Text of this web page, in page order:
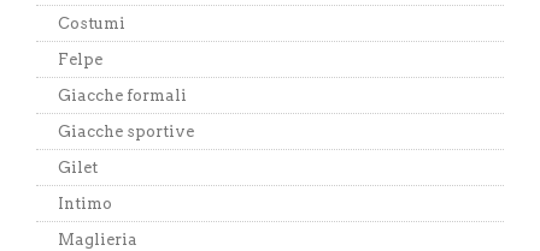
Costumi
Felpe
Giacche formali
Giacche sportive
Gilet
Intimo
Maglieria